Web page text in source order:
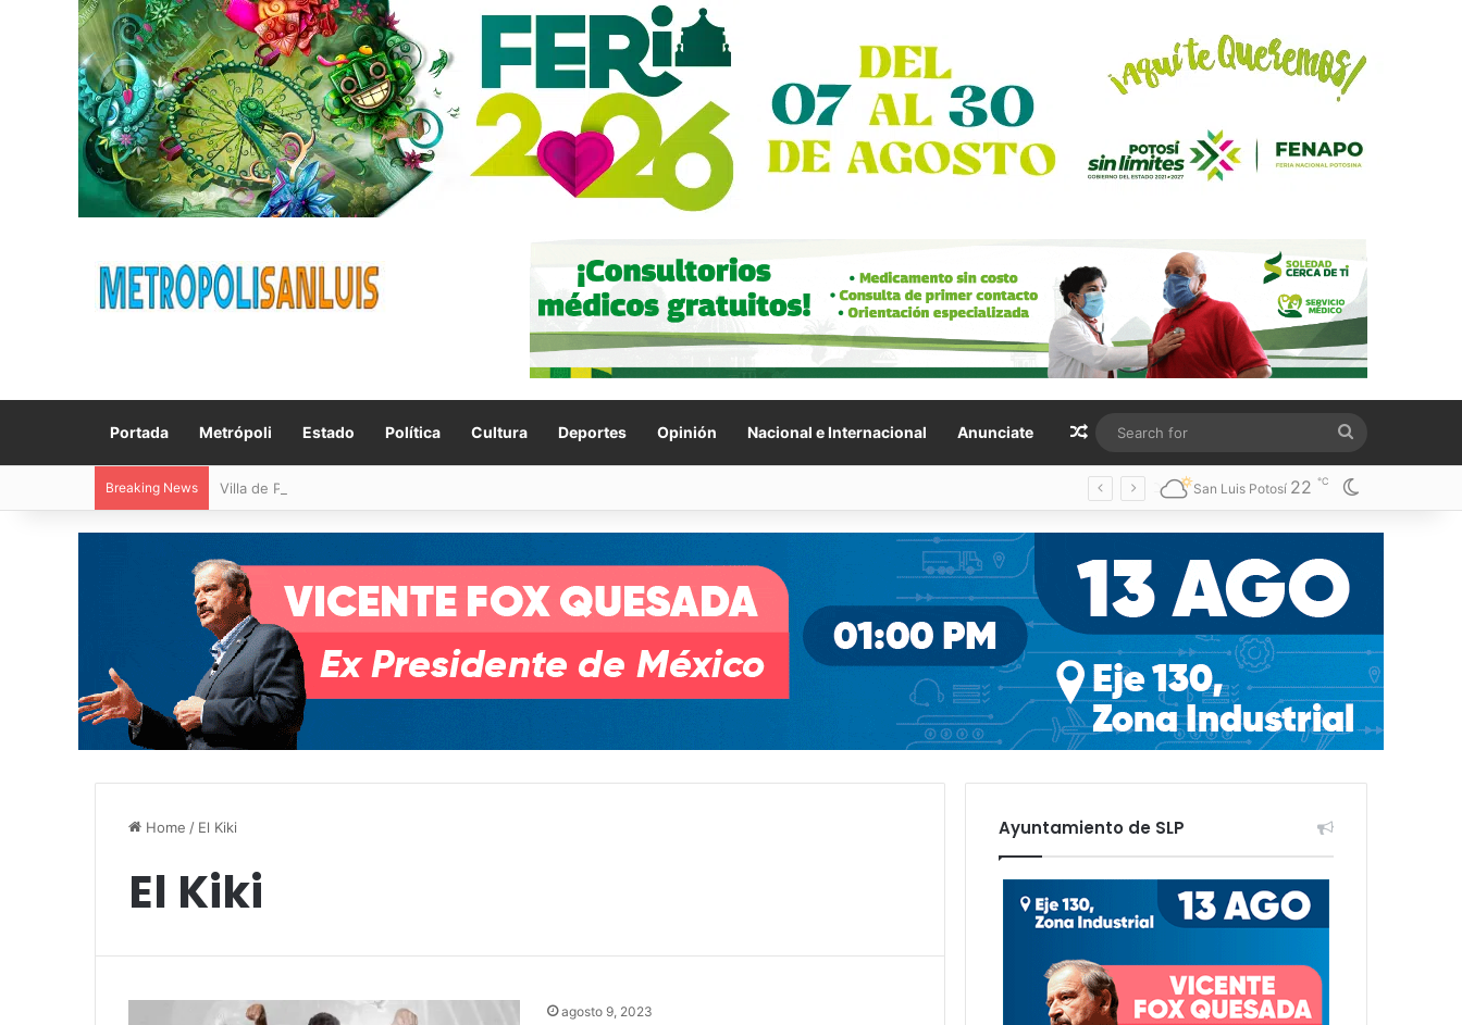
Portada Metrópoli Estado Política Cultura Deportes Opinión Nacional e Internacional Anunciate Random Article
for
Breaking News Villa de Pozos reporta reducción del 50 % en incendios forestales y de pastizales San Luis Potosí 22 ℃
Home / El Kiki
El Kiki
agosto 9, 2023
Ayuntamiento de SLP